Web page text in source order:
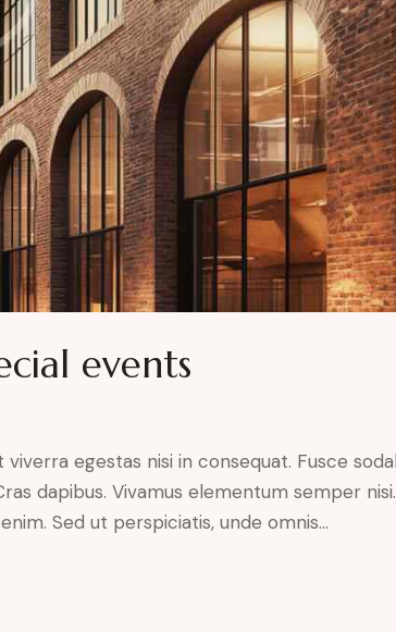
events
egestas nisi in consequat. Fusce
dapibus. Vivamus elementum semper
Sed ut perspiciatis, unde omnis…